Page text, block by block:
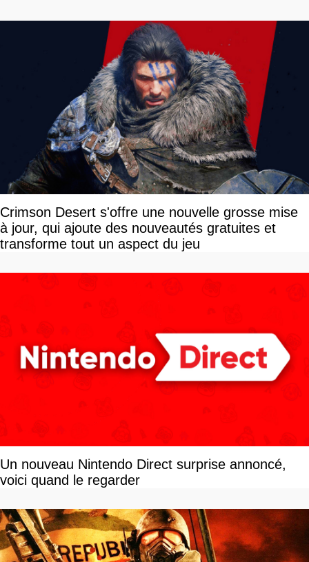
Crimson Desert s'offre une nouvelle grosse mise
à jour, qui ajoute des nouveautés gratuites et
transforme tout un aspect du jeu
Un nouveau Nintendo Direct surprise annoncé,
voici quand le regarder